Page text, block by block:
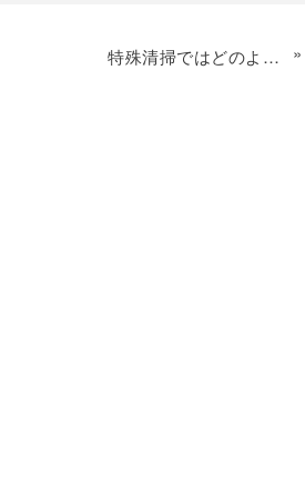
特殊清掃ではどのような洗剤を使う？孤独死現場のリスクについてもご紹介！ »